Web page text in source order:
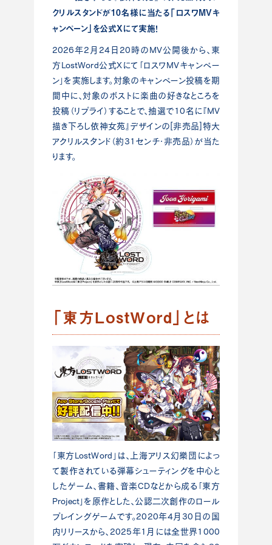
クリルスタンドが10名様に当たる「ロスワMVキ
ャンペーン」を公式Xにて実施！
2026年2月24日20時のMV公開後から、東
方LostWord公式Xにて「ロスワMVキャンペー
ン」を実施します。対象のキャンペーン投稿を期
間中に、対象のポストに楽曲の好きなところを
投稿（リプライ）することで、抽選で10名に『MV
描き下ろし依神女苑』デザインの[非売品]特大
アクリルスタンド（約31センチ・非売品）が当た
ります。
「東方LostWord」とは
「東方LostWord」は、上海アリス幻樂団によっ
て製作されている弾幕シューティングを中心と
したゲーム、書籍、音楽CDなどから成る「東方
Project」を原作とした、公認二次創作のロール
プレイングゲームです。2020年4月30日の国
内リリースから、2025年1月には全世界1000